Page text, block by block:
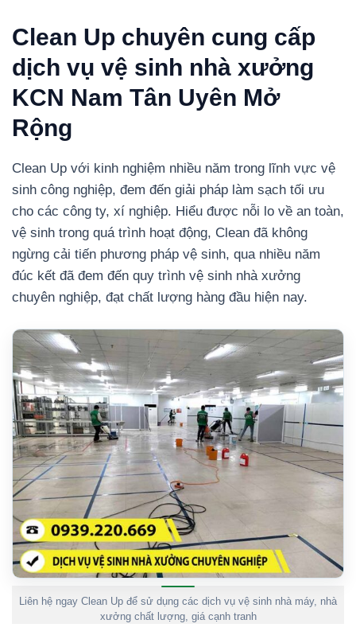
Clean Up chuyên cung cấp
dịch vụ vệ sinh nhà xưởng
KCN Nam Tân Uyên Mở
Rộng
Clean Up với kinh nghiệm nhiều năm trong lĩnh vực vệ
sinh công nghiệp, đem đến giải pháp làm sạch tối ưu
cho các công ty, xí nghiệp. Hiểu được nỗi lo về an toàn,
vệ sinh trong quá trình hoạt động, Clean đã không
ngừng cải tiến phương pháp vệ sinh, qua nhiều năm
đúc kết đã đem đến quy trình vệ sinh nhà xưởng
chuyên nghiệp, đạt chất lượng hàng đầu hiện nay.
Liên hệ ngay Clean Up để sử dụng các dịch vụ vệ sinh nhà máy, nhà
xưởng chất lượng, giá cạnh tranh